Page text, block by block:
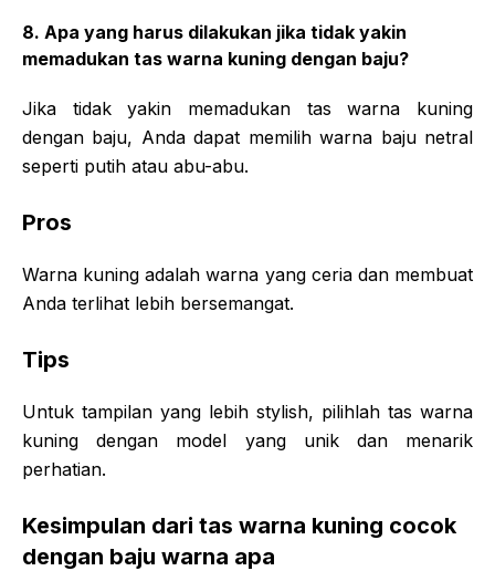
8. Apa yang harus dilakukan jika tidak yakin
memadukan tas warna kuning dengan baju?
Jika tidak yakin memadukan tas warna kuning
dengan baju, Anda dapat memilih warna baju netral
seperti putih atau abu-abu.
Pros
Warna kuning adalah warna yang ceria dan membuat
Anda terlihat lebih bersemangat.
Tips
Untuk tampilan yang lebih stylish, pilihlah tas warna
kuning dengan model yang unik dan menarik
perhatian.
Kesimpulan dari tas warna kuning cocok
dengan baju warna apa